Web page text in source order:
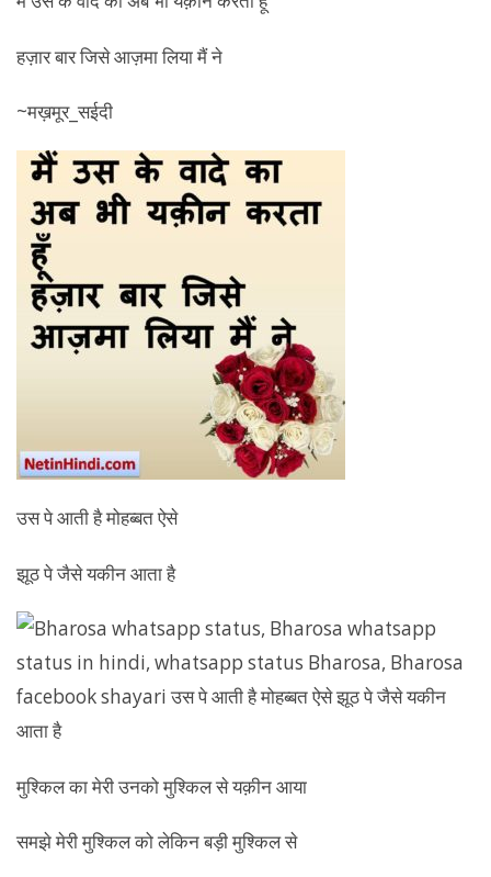
हज़ार बार जिसे आज़मा लिया मैं ने
~मख़मूर_सईदी
उस पे आती है मोहब्बत ऐसे
झूठ पे जैसे यकीन आता है
मुश्किल का मेरी उनको मुश्किल से यक़ीन आया
समझे मेरी मुश्किल को लेकिन बड़ी मुश्किल से